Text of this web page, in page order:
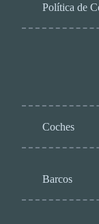
Política de
Coches
Barcos